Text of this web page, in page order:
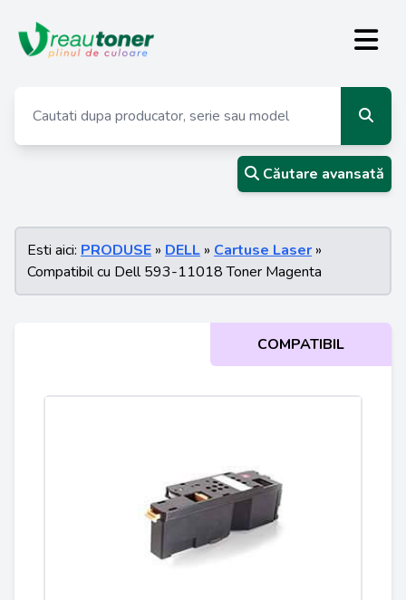
Căutare avansată
Esti aici: PRODUSE » DELL » Cartuse Laser »
Compatibil cu Dell 593-11018 Toner Magenta
COMPATIBIL